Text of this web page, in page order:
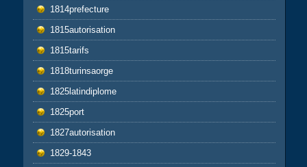
1814prefecture
1815autorisation
1815tarifs
1818turinsaorge
1825latindiplome
1825port
1827autorisation
1829-1843